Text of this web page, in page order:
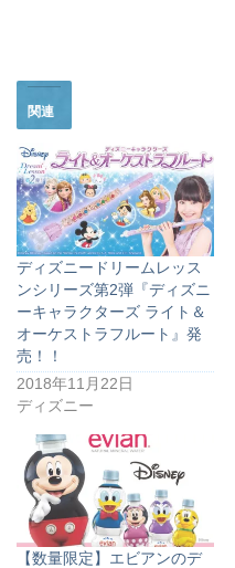
関連
ディズニードリームレッス
ンシリーズ第2弾『ディズニ
ーキャラクターズ ライト＆
オーケストラフルート』発
売！！
2018年11月22日
ディズニー
【数量限定】エビアンのデ